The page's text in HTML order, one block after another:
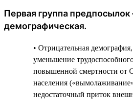
Первая группа
демографическая.
• Отрицательная
уменьшение
повышенной смертности от
населения
недостаточный приток